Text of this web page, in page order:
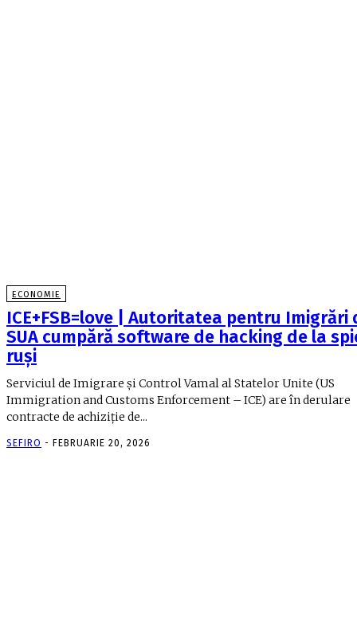
ECONOMIE
ICE+FSB=love | Autoritatea pentru Imigrări
SUA cumpără software de hacking de la
ruși
Serviciul de Imigrare și Control Vamal al Statelor Unite (US
Immigration and Customs Enforcement – ICE) are în derulare
contracte de achiziție de...
SEFIRO - FEBRUARIE 20, 2026